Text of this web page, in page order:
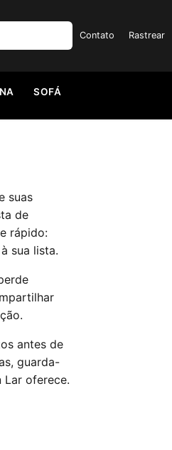
Contato Rastrear
SOFÁ
suas
de
rápido:
sua lista.
antes de
guarda-
Lar oferece.